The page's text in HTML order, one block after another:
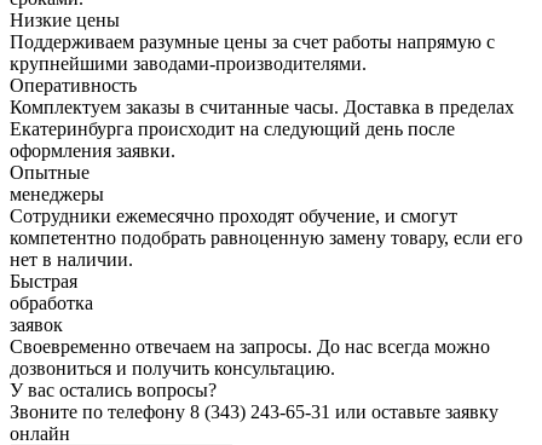
Низкие цены
Поддерживаем разумные цены за счет работы напрямую с
крупнейшими заводами-производителями.
Оперативность
Комплектуем заказы в считанные часы. Доставка в пределах
Екатеринбурга происходит на следующий день после
оформления заявки.
Опытные
менеджеры
Сотрудники ежемесячно проходят обучение, и смогут
компетентно подобрать равноценную замену товару, если его
нет в наличии.
Быстрая
обработка
заявок
Своевременно отвечаем на запросы. До нас всегда можно
дозвониться и получить консультацию.
У вас остались вопросы?
Звоните по телефону 8 (343) 243-65-31 или оставьте заявку
онлайн